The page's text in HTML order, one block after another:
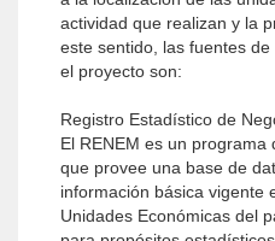
actividad que realizan y la
este sentido, las fuentes
el proyecto son:
Registro Estadístico de
El RENEM es un
que provee una base de
información básica vigente
Unidades Económicas del